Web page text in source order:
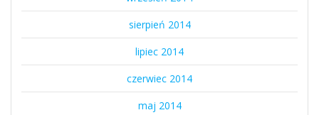
sierpień 2014
lipiec 2014
czerwiec 2014
maj 2014